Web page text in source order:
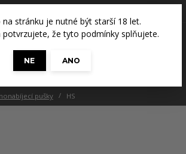
na stránku je nutné být starší 18 let.
potvrzujete, že tyto podmínky splňujete.
NE
ANO
0 Kč
pušky HS